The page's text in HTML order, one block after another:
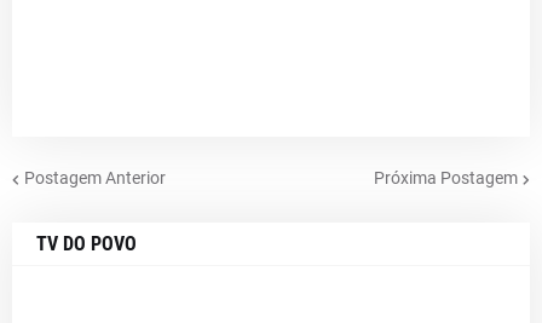
Postagem Anterior Próxima Postagem
TV DO POVO